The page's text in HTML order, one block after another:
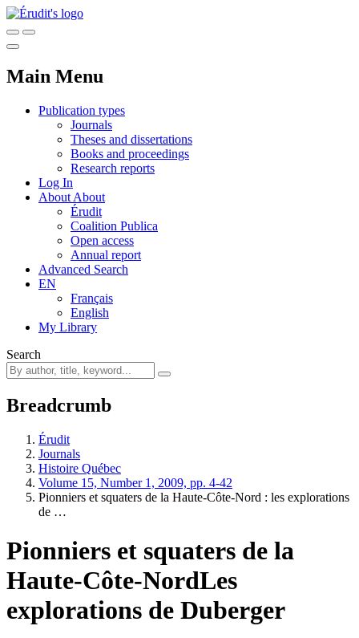
Main Menu
Publication types
Journals
Theses and dissertations
Books and proceedings
Research reports
Log In
About About
Érudit
Coalition Publica
Open access
Annual report
Advanced Search
EN
Français
English
My Library
Search
Breadcrumb
Érudit
Journals
Histoire Québec
Volume 15, Number 1, 2009, pp. 4-42
Pionniers et squaters de la Haute-Côte-Nord : les explorations
de …
Pionniers et squaters de la
Haute-Côte-NordLes
explorations de Duberger